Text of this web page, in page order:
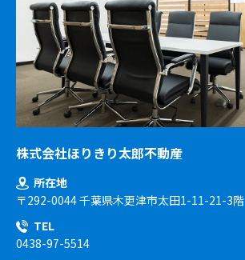
株式会社ほりきり太郎不動産
所在地
〒292-0044 千葉県木更津市太田1-11-21-3階
TEL
0438-97-5514